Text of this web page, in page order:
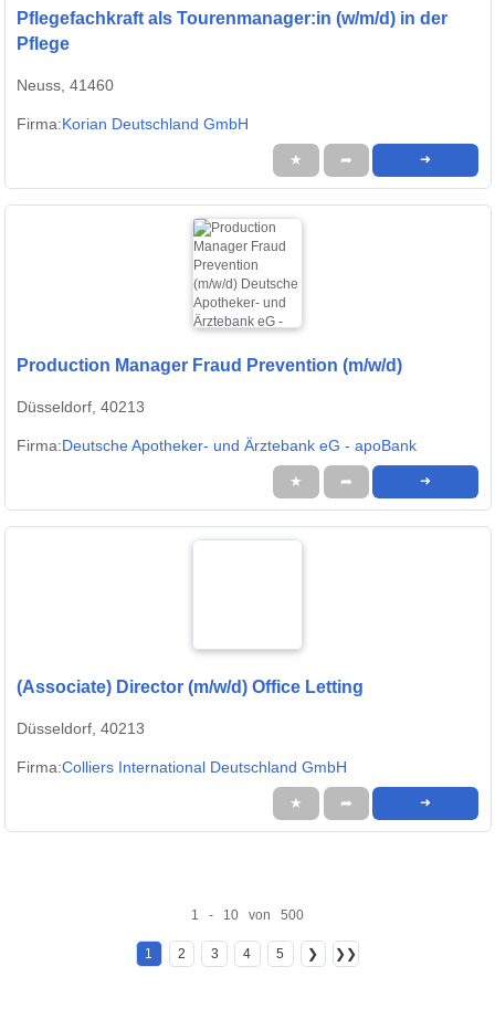
Pflegefachkraft als Tourenmanager:in (w/m/d) in der
Pflege
Neuss, 41460
Firma:Korian Deutschland GmbH
★ ➦ ➜
Production Manager Fraud Prevention (m/w/d)
Düsseldorf, 40213
Firma:Deutsche Apotheker- und Ärztebank eG - apoBank
★ ➦ ➜
(Associate) Director (m/w/d) Office Letting
Düsseldorf, 40213
Firma:Colliers International Deutschland GmbH
★ ➦ ➜
1 - 10 von 500
1 2 3 4 5 ❯ ❯❯